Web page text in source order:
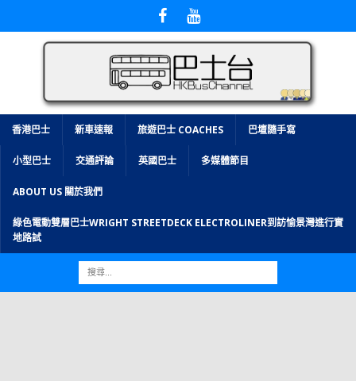
香港巴士 新車速報 旅遊巴士 COACHES 巴壇隨手寫
小型巴士 交通評論 英國巴士 多媒體節目
ABOUT US 關於我們
綠色電動雙層巴士WRIGHT STREETDECK ELECTROLINER到訪愉景灣進行實
地路試